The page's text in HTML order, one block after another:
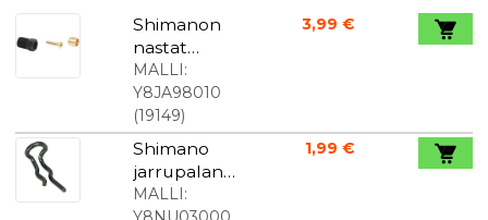
Shimanon
nastat
hydrauliletk
ulle tyyppi
BH-90
MALLI:
Y8JA98010
(19149)
3,99 €
Shimano
jarrupalan
lukituskapp
MALLI:
1,99 €